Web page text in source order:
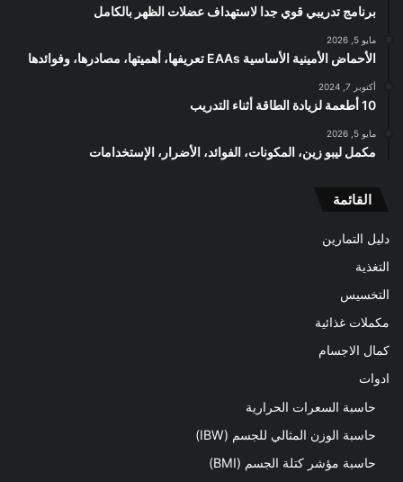
برنامج تدريبي قوي جدا لاستهداف عضلات الظهر بالكامل
مايو 5, 2026
الأحماض الأمينية الأساسية EAAs تعريفها، أهميتها، مصادرها، وفوائدها
أكتوبر 7, 2024
10 أطعمة لزيادة الطاقة أثناء التدريب
مايو 5, 2026
مكمل ليبو زين، المكونات، الفوائد، الأضرار، الإستخدامات
القائمة
دليل التمارين
التغذية
التخسيس
مكملات غذائية
كمال الاجسام
ادوات
حاسبة السعرات الحرارية
حاسبة الوزن المثالي للجسم (IBW)
حاسبة مؤشر كتلة الجسم (BMI)